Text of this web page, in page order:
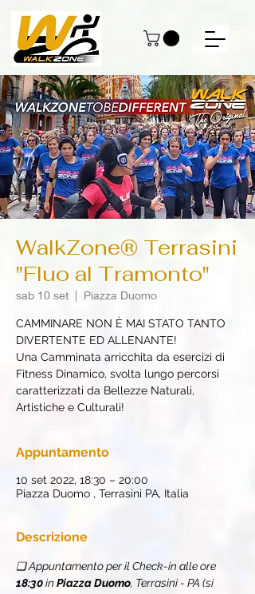
WalkZone® Terrasini
"Fluo al Tramonto"
sab 10 set
  |
Piazza Duomo
CAMMINARE NON È MAI STATO TANTO
DIVERTENTE ED ALLENANTE!
Una Camminata arricchita da esercizi di
Fitness Dinamico, svolta lungo percorsi
caratterizzati da Bellezze Naturali,
Artistiche e Culturali!
Appuntamento
10 set 2022, 18:30 – 20:00
Piazza Duomo , Terrasini PA, Italia
Descrizione
❏ Appuntamento per il Check-in alle ore
18:30 in Piazza Duomo, Terrasini - PA (si